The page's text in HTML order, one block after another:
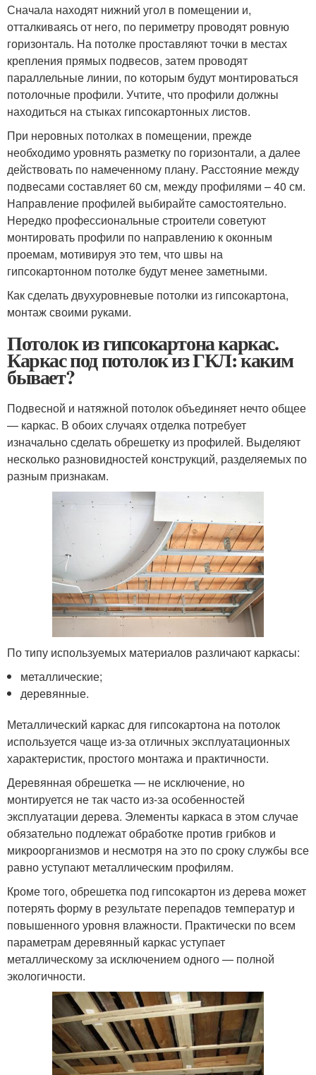
Сначала находят нижний угол в помещении и,
отталкиваясь от него, по периметру проводят ровную
горизонталь. На потолке проставляют точки в местах
крепления прямых подвесов, затем проводят
параллельные линии, по которым будут монтироваться
потолочные профили. Учтите, что профили должны
находиться на стыках гипсокартонных листов.
При неровных потолках в помещении, прежде
необходимо уровнять разметку по горизонтали, а далее
действовать по намеченному плану. Расстояние между
подвесами составляет 60 см, между профилями – 40 см.
Направление профилей выбирайте самостоятельно.
Нередко профессиональные строители советуют
монтировать профили по направлению к оконным
проемам, мотивируя это тем, что швы на
гипсокартонном потолке будут менее заметными.
Как сделать двухуровневые потолки из гипсокартона,
монтаж своими руками.
Потолок из гипсокартона каркас.
Каркас под потолок из ГКЛ: каким
бывает?
Подвесной и натяжной потолок объединяет нечто общее
— каркас. В обоих случаях отделка потребует
изначально сделать обрешетку из профилей. Выделяют
несколько разновидностей конструкций, разделяемых по
разным признакам.
По типу используемых материалов различают каркасы:
металлические;
деревянные.
Металлический каркас для гипсокартона на потолок
используется чаще из-за отличных эксплуатационных
характеристик, простого монтажа и практичности.
Деревянная обрешетка — не исключение, но
монтируется не так часто из-за особенностей
эксплуатации дерева. Элементы каркаса в этом случае
обязательно подлежат обработке против грибков и
микроорганизмов и несмотря на это по сроку службы все
равно уступают металлическим профилям.
Кроме того, обрешетка под гипсокартон из дерева может
потерять форму в результате перепадов температур и
повышенного уровня влажности. Практически по всем
параметрам деревянный каркас уступает
металлическому за исключением одного — полной
экологичности.